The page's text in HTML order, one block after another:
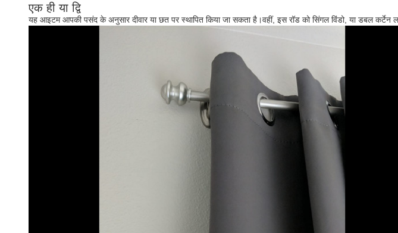
एक ही या द्वि
यह आइटम आपकी पसंद के अनुसार दीवार या छत पर स्थापित किया जा सकता है।वहीं, इस रॉड को सिंगल विंडो, या डबल